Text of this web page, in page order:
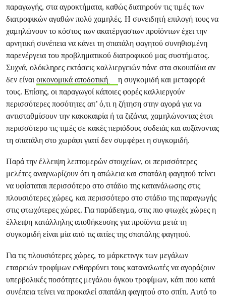
παραγωγής, στα αγροκτήματα, καθώς διατηρούν τις τιμές των
διατροφικών αγαθών πολύ χαμηλές. Η συνειδητή επιλογή τους να
χαμηλώνουν το κόστος των ακατέργαστων προϊόντων έχει την
αρνητική συνέπεια να κάνει τη σπατάλη φαγητού συνηθισμένη
παρενέργεια του προβληματικού διατροφικού μας συστήματος.
Συχνά, ολόκληρες εκτάσεις καλλιεργειών πάνε στα σκουπίδια αν
δεν είναιοικονομικά αποδοτική
η συγκομιδή και μεταφορά
τους. Επίσης, οι παραγωγοί κάποιες φορές καλλιεργούν
περισσότερες ποσότητες απ’ ό,τι η ζήτηση στην αγορά για να
αντισταθμίσουν την κακοκαιρία ή τα ζιζάνια, χαμηλώνοντας έτσι
περισσότερο τις τιμές σε κακές περιόδους σοδειάς και αυξάνοντας
τη σπατάλη στο χωράφι γιατί δεν συμφέρει η συγκομιδή.
Παρά την έλλειψη λεπτομερών στοιχείων, οι περισσότερες
μελέτες αναγνωρίζουν ότι η απώλεια και σπατάλη φαγητού τείνει
να υφίσταται περισσότερο στο στάδιο της κατανάλωσης στις
πλουσιότερες χώρες, και περισσότερο στο στάδιο της παραγωγής
στις φτωχότερες χώρες. Για παράδειγμα, στις πιο φτωχές χώρες η
έλλειψη κατάλληλης αποθήκευσης για προϊόντα μετά τη
συγκομιδή είναι μία από τις αιτίες της σπατάλης φαγητού.
Για τις πλουσιότερες χώρες, το μάρκετινγκ των μεγάλων
εταιρειών τροφίμων ενθαρρύνει τους καταναλωτές να αγοράζουν
υπερβολικές ποσότητες μεγάλου όγκου τροφίμων, κάτι που κατά
συνέπεια τείνει να προκαλεί σπατάλη φαγητού στο σπίτι. Αυτό το